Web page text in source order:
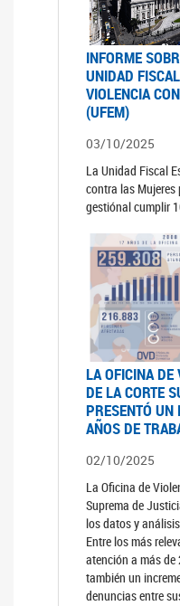
INFORME
UNIDAD
VIOLENCIA
(UFEM)
03/10/2025
La Unidad Fiscal
contra las Mujeres
gestiónal cumplir
LA OFICINA DE
DE LA CORTE
PRESENTÓ
AÑOS DE
02/10/2025
La Oficina de
Suprema de
los datos y
Entre los más
atención a más
también un
denuncias entre